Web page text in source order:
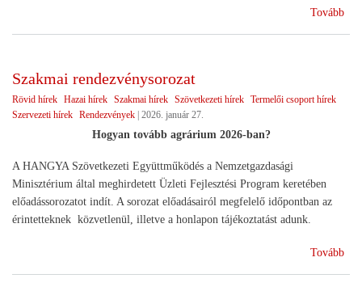
Tovább
Szakmai rendezvénysorozat
Rövid hírek Hazai hírek Szakmai hírek Szövetkezeti hírek Termelői csoport hírek
Szervezeti hírek Rendezvények 2026. január 27.
Hogyan tovább agrárium 2026-ban?
A HANGYA Szövetkezeti Együttműködés a Nemzetgazdasági
Minisztérium által meghirdetett Üzleti Fejlesztési Program keretében
előadássorozatot indít. A sorozat előadásairól megfelelő időpontban az
érintetteknek közvetlenül, illetve a honlapon tájékoztatást adunk.
Tovább